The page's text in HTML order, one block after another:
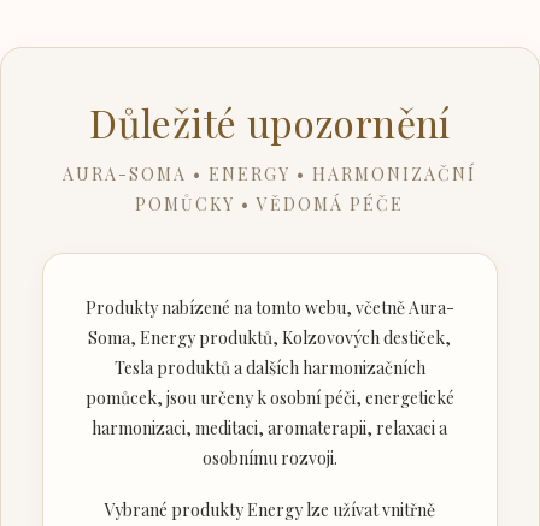
Důležité upozornění
AURA-SOMA • ENERGY • HARMONIZAČNÍ
POMŮCKY • VĚDOMÁ PÉČE
Produkty nabízené na tomto webu, včetně Aura-
Soma, Energy produktů, Kolzovových destiček,
Tesla produktů a dalších harmonizačních
pomůcek, jsou určeny k osobní péči, energetické
harmonizaci, meditaci, aromaterapii, relaxaci a
osobnímu rozvoji.
Vybrané produkty Energy lze užívat vnitřně